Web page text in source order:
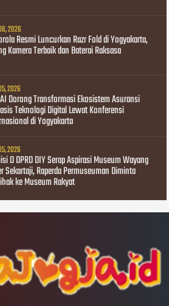
2026
Resmi Luncurkan Razr Fold di Yogyakarta,
Kamera Terbaik dan Baterai Raksasa
2026
Dorong Transformasi Ekosistem Asuransi
Teknologi Digital Lewat Konferensi
di Yogyakarta
2026
D DPRD DIY Serap Aspirasi Museum Wayang
Sekartaji, Raperda Permuseuman Diminta
ke Museum Rakyat